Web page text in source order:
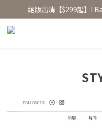
香氛水氧機、擴香香
絕版出清【$299起】l
加入 LINE 好友領